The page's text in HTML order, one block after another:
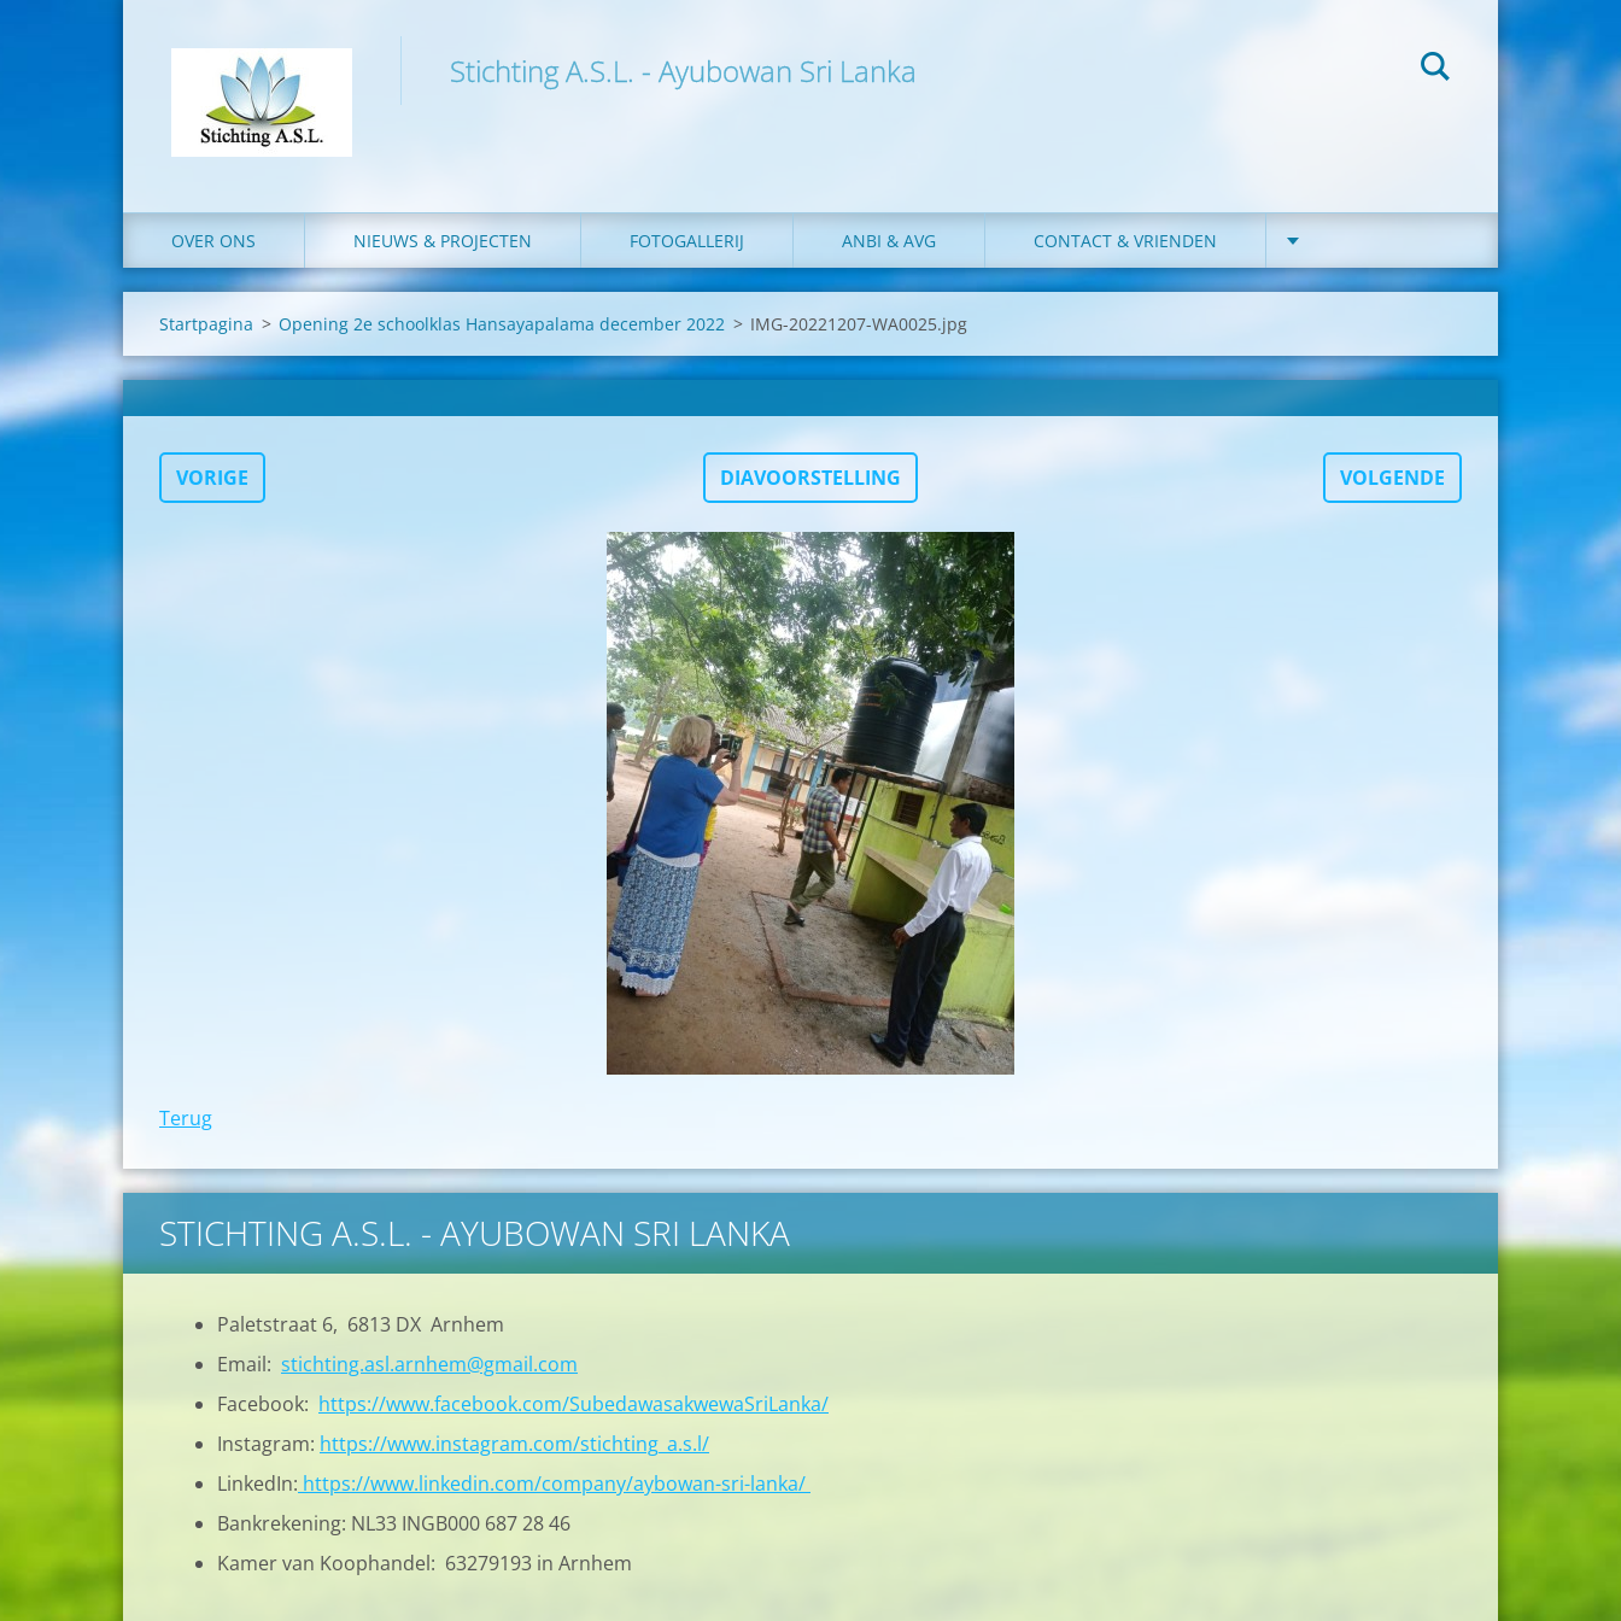
Stichting A.S.L. - Ayubowan Sri Lanka
OVER ONS NIEUWS & PROJECTEN FOTOGALLERIJ ANBI & AVG CONTACT & VRIENDEN
Startpagina > Opening 2e schoolklas Hansayapalama december 2022 > IMG-20221207-WA0025.jpg
VORIGE DIAVOORSTELLING VOLGENDE
Terug
STICHTING A.S.L. - AYUBOWAN SRI LANKA
Paletstraat 6, 6813 DX Arnhem
Email: stichting.asl.arnhem@gmail.com
Facebook: https://www.facebook.com/SubedawasakwewaSriLanka/
Instagram: https://www.instagram.com/stichting_a.s.l/
LinkedIn: https://www.linkedin.com/company/aybowan-sri-lanka/
Bankrekening: NL33 INGB000 687 28 46
Kamer van Koophandel: 63279193 in Arnhem